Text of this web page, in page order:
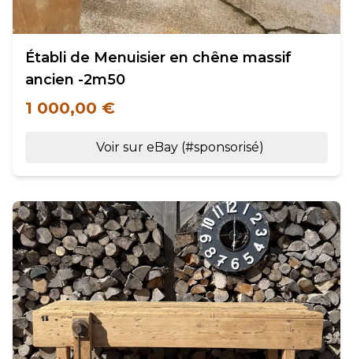
Établi de Menuisier en chêne massif
ancien -2m50
1 000,00 €
Voir sur eBay (#sponsorisé)